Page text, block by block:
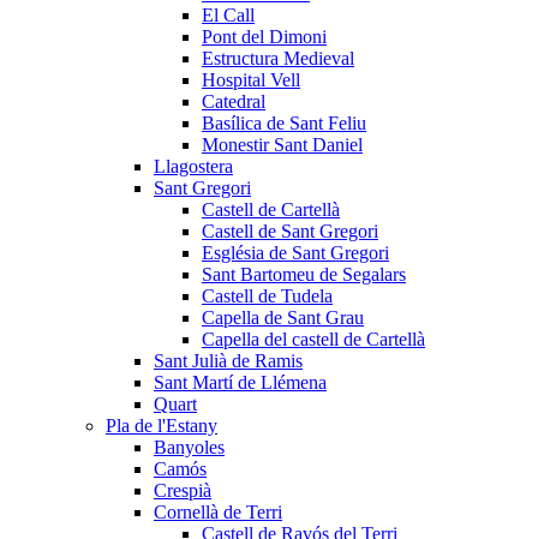
El Call
Pont del Dimoni
Estructura Medieval
Hospital Vell
Catedral
Basílica de Sant Feliu
Monestir Sant Daniel
Llagostera
Sant Gregori
Castell de Cartellà
Castell de Sant Gregori
Església de Sant Gregori
Sant Bartomeu de Segalars
Castell de Tudela
Capella de Sant Grau
Capella del castell de Cartellà
Sant Julià de Ramis
Sant Martí de Llémena
Quart
Pla de l'Estany
Banyoles
Camós
Crespià
Cornellà de Terri
Castell de Ravós del Terri